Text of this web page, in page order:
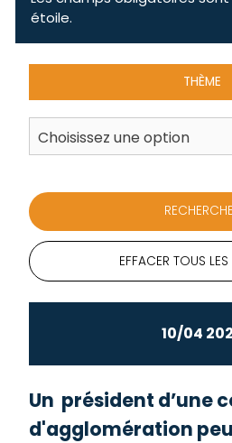
étoile.
THÈME
EFFACER TOUS LES
10/04
Un président d’une
d'agglomération